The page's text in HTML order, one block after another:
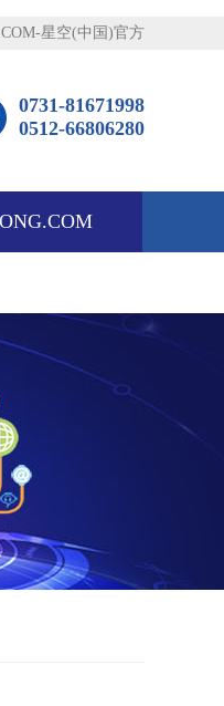
星空(中国)官方
0731-81671998
0512-66806280